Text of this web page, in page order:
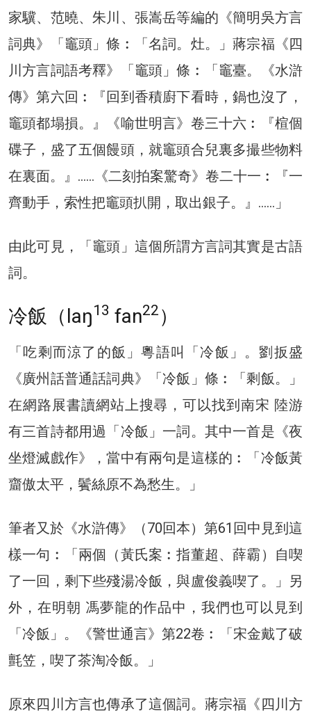
家驥、范曉、朱川、張嵩岳等編的《簡明吳方言
詞典》「竈頭」條︰「名詞。灶。」蔣宗福《四
川方言詞語考釋》「竈頭」條︰「竈臺。《水滸
傳》第六回︰『回到香積廚下看時，鍋也沒了，
竈頭都塌損。』《喻世明言》卷三十六︰『楦個
碟子，盛了五個饅頭，就竈頭合兒裏多撮些物料
在裏面。』……《二刻拍案驚奇》卷二十一︰『一
齊動手，索性把竈頭扒開，取出銀子。』……」
由此可見，「竈頭」這個所謂方言詞其實是古語
詞。
冷飯（laŋ13 fan22 ）
「吃剩而涼了的飯」粵語叫「冷飯」。劉扳盛
《廣州話普通話詞典》「冷飯」條︰「剩飯。」
在網路展書讀網站上搜尋，可以找到南宋 陸游
有三首詩都用過「冷飯」一詞。其中一首是《夜
坐燈滅戲作》，當中有兩句是這樣的︰「冷飯黃
齏傲太平，鬢絲原不為愁生。」
筆者又於《水滸傳》（70回本）第61回中見到這
樣一句︰「兩個（黃氏案︰指董超、薛霸）自喫
了一回，剩下些殘湯冷飯，與盧俊義喫了。」另
外，在明朝 馮夢龍的作品中，我們也可以見到
「冷飯」。《警世通言》第22卷︰「宋金戴了破
氈笠，喫了茶淘冷飯。」
原來四川方言也傳承了這個詞。蔣宗福《四川方